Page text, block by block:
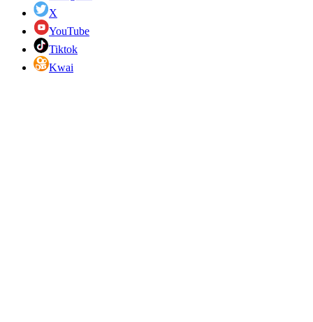
X
YouTube
Tiktok
Kwai